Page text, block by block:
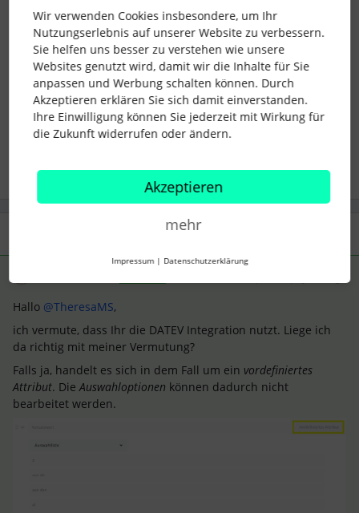
Beste Grüße
Katharina
attribute Mitarbeiterinformationen
Mitarbeiterprofil
Hallo @TheresaMS,
ich vermute, dass Ihr die DATEV Integration nutzt. Liege ich
da richtig mit meiner Vermutung?
Falls ja, handelt es sich in dem Fall um ein vordefiniertes
Attribut. DieAuswahloptionen können dadurch nicht
bearbeitet werden.
Wir verwenden Cookies insbesondere, um Ihr
Nutzungserlebnis auf unserer Website zu verbessern.
Sie helfen uns besser zu verstehen wie unsere
Websites genutzt wird, damit wir die Inhalte für Sie
anpassen und Werbung schalten können. Durch
Akzeptieren erklären Sie sich damit einverstanden.
Ihre Einwilligung können Sie jederzeit mit Wirkung für
die Zukunft widerrufen oder ändern.
Akzeptieren
mehr
Impressum | Datenschutzerklärung